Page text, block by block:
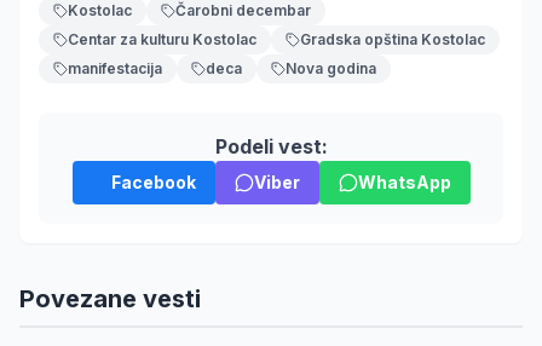
Kostolac
Čarobni decembar
Centar za kulturu Kostolac
Gradska opština Kostolac
manifestacija
deca Nova godina
Podeli vest:
Facebook Viber WhatsApp
Povezane vesti